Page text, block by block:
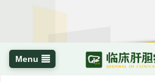
Menu